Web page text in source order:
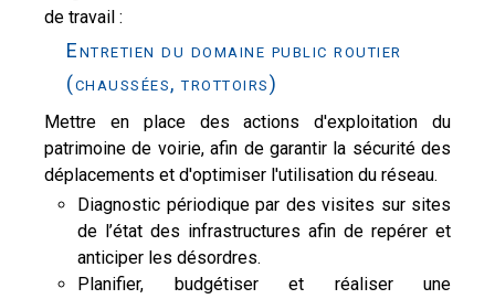
de travail :
Entretien du domaine public routier
(chaussées, trottoirs)
Mettre en place des actions d'exploitation du
patrimoine de voirie, afin de garantir la sécurité des
déplacements et d'optimiser l'utilisation du réseau.
Diagnostic périodique par des visites sur sites
de l’état des infrastructures afin de repérer et
anticiper les désordres.
Planifier, budgétiser et réaliser une